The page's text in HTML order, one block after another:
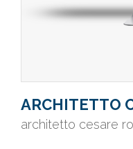
ARCHITETTO
architetto cesare